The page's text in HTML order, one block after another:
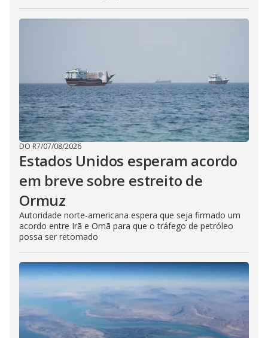
DO R7/07/08/2026
Estados Unidos esperam acordo
em breve sobre estreito de
Ormuz
Autoridade norte-americana espera que seja firmado um
acordo entre Irã e Omã para que o tráfego de petróleo
possa ser retomado